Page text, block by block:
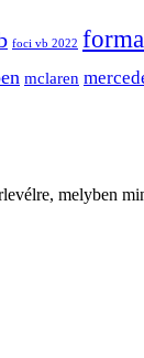
foci vb 2022
mclaren
melyben